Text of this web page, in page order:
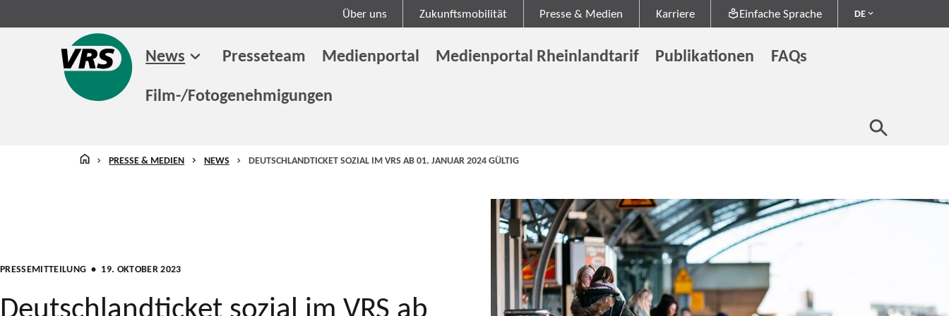
Über uns Zukunftsmobilität Presse & Medien Karriere Einfache Sprache DE
News Presseteam Medienportal Medienportal Rheinlandtarif Publikationen
FAQs
Film-/Fotogenehmigungen
STARTSEITE
PRESSE & MEDIEN NEWS DEUTSCHLANDTICKET SOZIAL IM VRS AB 01. JANUAR 2024 GÜLTIG
PRESSEMITTEILUNG • 19. OKTOBER 2023
Deutschlandticket sozial im VRS ab